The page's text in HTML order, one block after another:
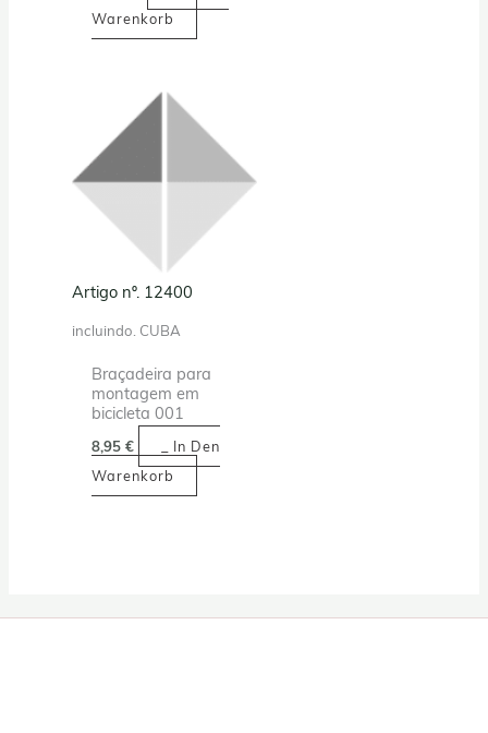
Warenkorb
Artigo nº. 12400
incluindo. CUBA
Braçadeira para
montagem em
bicicleta 001
8,95 €
_ In Den
Warenkorb